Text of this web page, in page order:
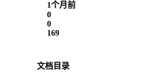
1个月前
0
0
169
文档目录